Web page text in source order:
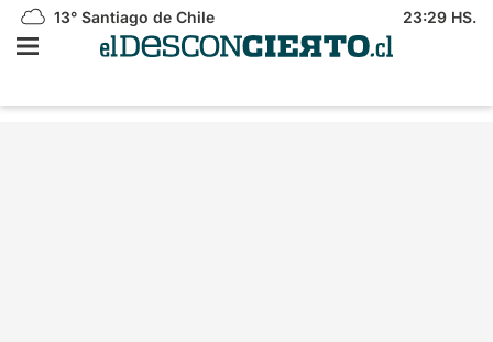
13° Santiago de Chile 23:29 HS.